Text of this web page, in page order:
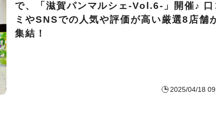
で、「滋賀パンマルシェ-Vol.6-」開催♪ 口
ミやSNSでの人気や評価が高い厳選8店舗
集結！
2025/04/18